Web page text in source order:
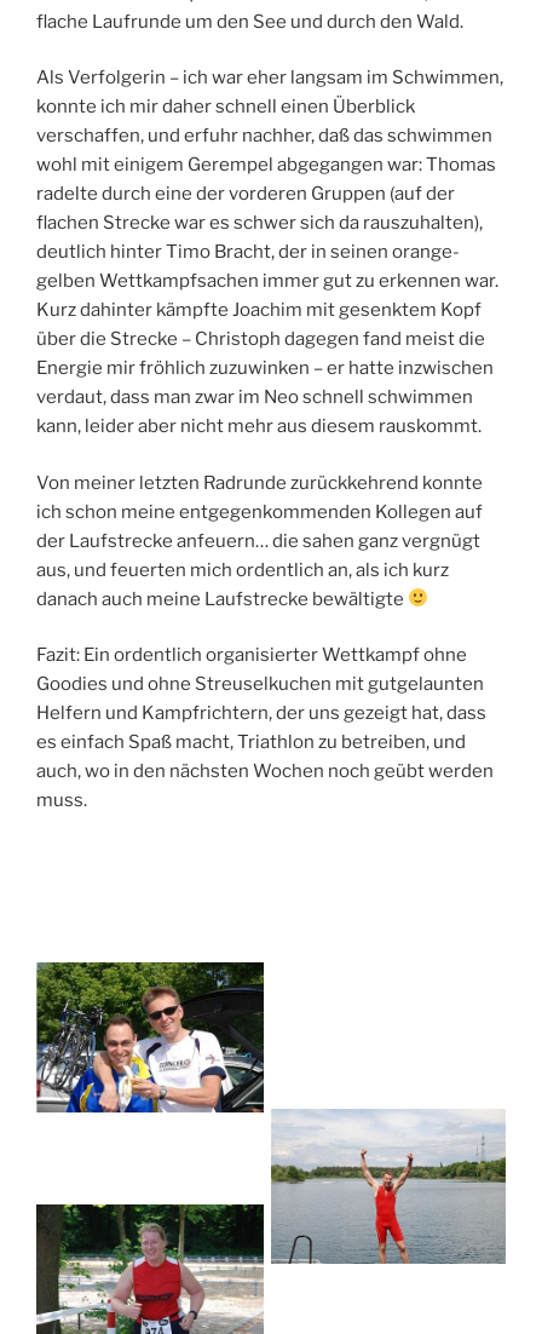
flache Laufrunde um den See und durch den Wald.
Als Verfolgerin – ich war eher langsam im Schwimmen,
konnte ich mir daher schnell einen Überblick
verschaffen, und erfuhr nachher, daß das schwimmen
wohl mit einigem Gerempel abgegangen war: Thomas
radelte durch eine der vorderen Gruppen (auf der
flachen Strecke war es schwer sich da rauszuhalten),
deutlich hinter Timo Bracht, der in seinen orange-
gelben Wettkampfsachen immer gut zu erkennen war.
Kurz dahinter kämpfte Joachim mit gesenktem Kopf
über die Strecke – Christoph dagegen fand meist die
Energie mir fröhlich zuzuwinken – er hatte inzwischen
verdaut, dass man zwar im Neo schnell schwimmen
kann, leider aber nicht mehr aus diesem rauskommt.
Von meiner letzten Radrunde zurückkehrend konnte
ich schon meine entgegenkommenden Kollegen auf
der Laufstrecke anfeuern… die sahen ganz vergnügt
aus, und feuerten mich ordentlich an, als ich kurz
danach auch meine Laufstrecke bewältigte
Fazit: Ein ordentlich organisierter Wettkampf ohne
Goodies und ohne Streuselkuchen mit gutgelaunten
Helfern und Kampfrichtern, der uns gezeigt hat, dass
es einfach Spaß macht, Triathlon zu betreiben, und
auch, wo in den nächsten Wochen noch geübt werden
muss.